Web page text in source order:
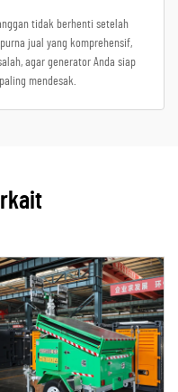
tidak berhenti setelah
jual yang komprehensif,
agar generator Anda siap
mendesak.